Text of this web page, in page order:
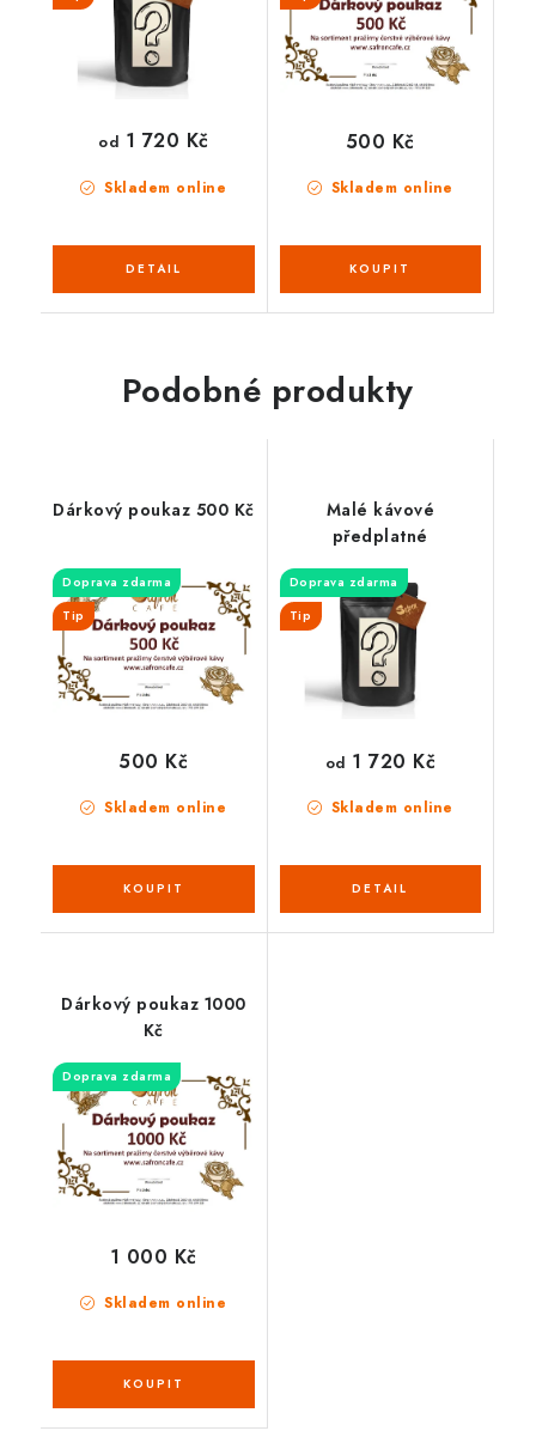
Skladem online
od 1 720 Kč
Skladem online
500 Kč
Podobné produkty
Dárkový poukaz 500 Kč
Doprava zdarma
Tip
Skladem online
500 Kč
Malé kávové
předplatné
Doprava zdarma
Tip
Skladem online
od 1 720 Kč
Dárkový poukaz 1000
Kč
Doprava zdarma
Skladem online
1 000 Kč